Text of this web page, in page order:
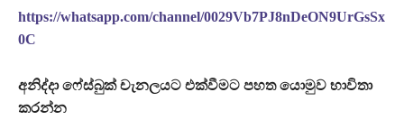
https://whatsapp.com/channel/0029Vb7PJ8nDeON9UrGsSx
0C
අනිද්දා ෆේස්බුක් චැනලයට එක්වීමට පහත යොමුව භාවිතා
කරන්න